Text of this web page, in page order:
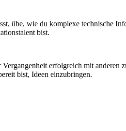
übe, wie du komplexe technische
bist.
erfolgreich mit anderen
bist, Ideen einzubringen.